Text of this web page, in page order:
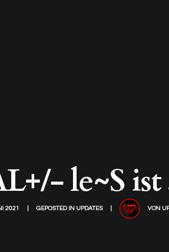
le~S
2021 GEPOSTED IN UPDATES VON